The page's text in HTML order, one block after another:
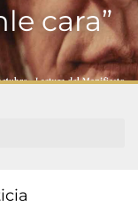
cara”